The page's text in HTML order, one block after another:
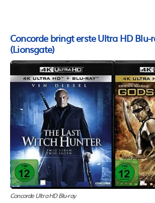
Concorde bringt erste Ultra HD Blu-
(Lionsgate)
Concorde Ultra HD Blu-ray